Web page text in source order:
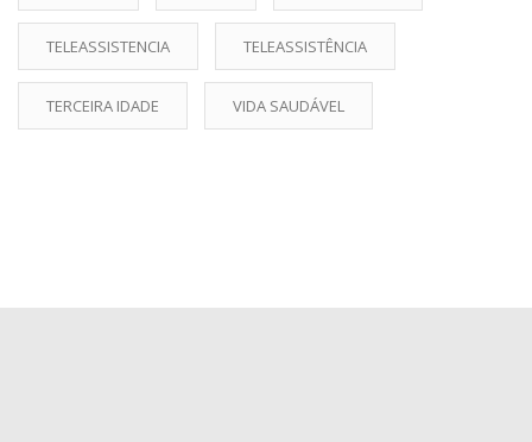
TELEASSISTENCIA TELEASSISTÊNCIA
TERCEIRA IDADE VIDA SAUDÁVEL